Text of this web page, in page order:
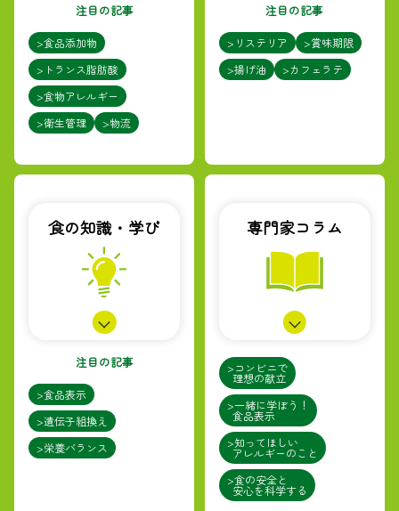
注目の記事
>食品添加物
>トランス脂肪酸
>食物アレルギー
>衛生管理
>物流
注目の記事
>リステリア
>賞味期限
>揚げ油
>カフェラテ
食の知識・学び
注目の記事
>食品表示
>遺伝子組換え
>栄養バランス
専門家コラム
>コンビニで
理想の献立
>一緒に学ぼう！
食品表示
>知ってほしい
アレルギーのこと
>食の安全と
安心を科学する